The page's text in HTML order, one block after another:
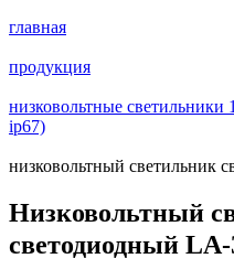
главная
продукция
низковольтные светильники
ip67)
низковольтный светильник
Низковольтный
светодиодный